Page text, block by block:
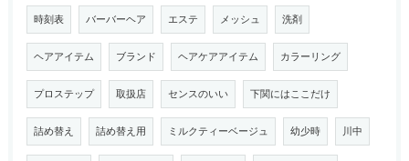
時刻表 バーバーヘア エステ メッシュ 洗剤
ヘアアイテム ブランド ヘアケアアイテム カラーリング
プロステップ 取扱店 センスのいい 下関にはここだけ
詰め替え 詰め替え用 ミルクティーベージュ 幼少時 川中